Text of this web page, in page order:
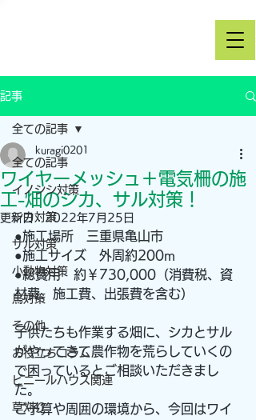
記事
全ての記事
イノシシ対策
シカ対策
サル対策
小動物対策
鳥対策
その他
お役立ちコラム
ビニールハウス関連
草刈り
全ての記事
ワイヤーメッシュ＋電気柵の施
工-畑のシカ、サル対策！
kuragi0201
更新日：2022年7月25日
●施工場所　三重県亀山市
●施工サイズ　外周約200m
●総費用　約￥730,000（消費税、資
材費、施工費、出張費を含む）
子供たちも作業する畑に、シカとサル
がやってきて農作物を荒らしていくの
で困っているとご相談いただきまし
た。
ご予算や周囲の環境から、今回はワイ